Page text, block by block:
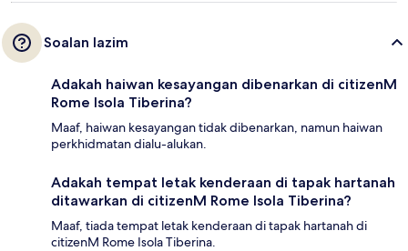
Soalan lazim
Adakah haiwan kesayangan dibenarkan di citizenM
Rome Isola Tiberina?
Maaf, haiwan kesayangan tidak dibenarkan, namun haiwan
perkhidmatan dialu-alukan.
Adakah tempat letak kenderaan di tapak hartanah
ditawarkan di citizenM Rome Isola Tiberina?
Maaf, tiada tempat letak kenderaan di tapak hartanah di
citizenM Rome Isola Tiberina.